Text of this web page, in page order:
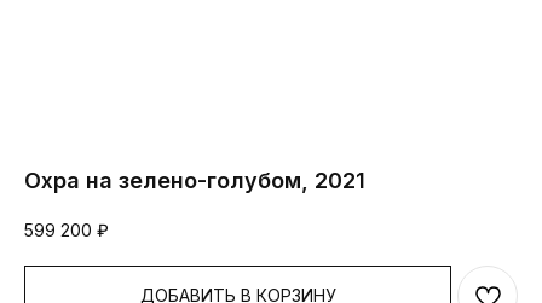
Охра на зелено-голубом, 2021
599 200 ₽
ДОБАВИТЬ В КОРЗИНУ